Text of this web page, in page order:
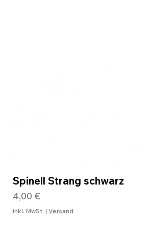
Spinell Strang schwarz
Preis
4,00 €
inkl. MwSt. | Versand